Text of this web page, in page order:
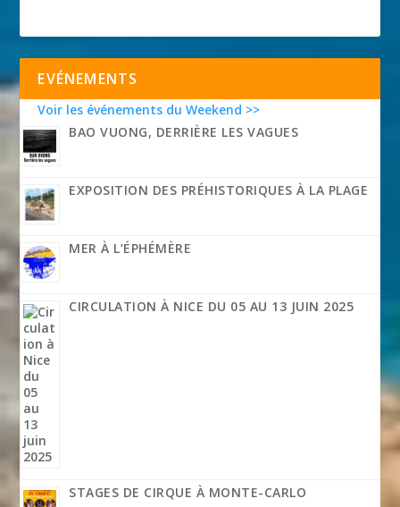
EVÉNEMENTS
Voir les événements du Weekend >>
BAO VUONG, DERRIÈRE LES VAGUES
EXPOSITION DES PRÉHISTORIQUES À LA PLAGE
MER À L’ÉPHÉMÈRE
CIRCULATION À NICE DU 05 AU 13 JUIN 2025
STAGES DE CIRQUE À MONTE-CARLO